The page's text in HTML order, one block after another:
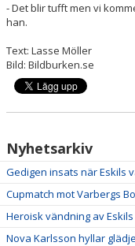
- Det blir tufft men vi
han.
Text: Lasse Möller
Bild: Bildburken.se
Nyhetsarkiv
Gedigen insats när Eskils
Cupmatch mot Varbergs
Heroisk vändning av
Nova Karlsson hyllar